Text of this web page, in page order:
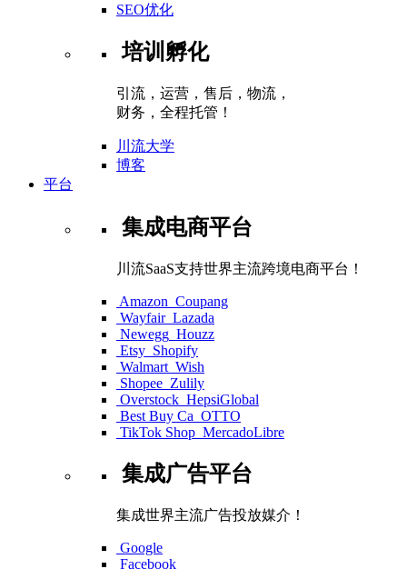
SEO优化
培训孵化
引流，运营，售后，物流，
财务，全程托管！
川流大学
博客
平台
集成电商平台
川流SaaS支持世界主流跨境电商平台！
Amazon Coupang
Wayfair Lazada
Newegg Houzz
Etsy Shopify
Walmart Wish
Shopee Zulily
Overstock HepsiGlobal
Best Buy Ca OTTO
TikTok Shop MercadoLibre
集成广告平台
集成世界主流广告投放媒介！
Google
Facebook